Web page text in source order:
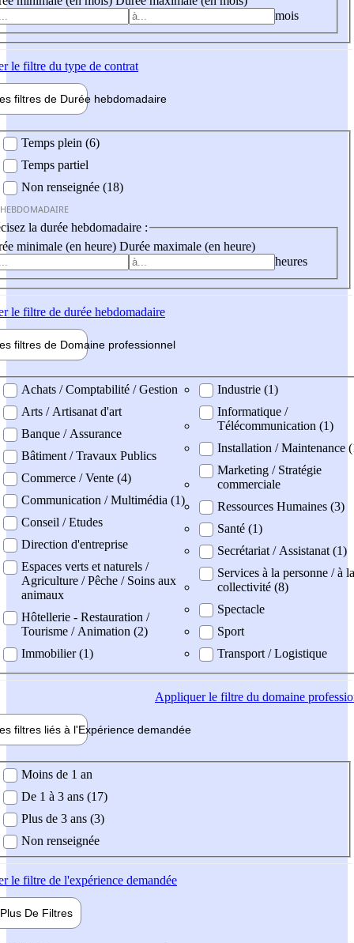
mois
le filtre du type de contrat
filtres de Durée hebdomadaire
Temps plein (6)
Temps partiel
Non renseignée (18)
la durée hebdomadaire :
minimale (en heure) Durée maximale (en heure)
heures
le filtre de durée hebdomadaire
filtres de Domaine professionnel
professionel
Achats / Comptabilité / Gestion
Arts / Artisanat d'art
Banque / Assurance
Bâtiment / Travaux Publics
Commerce / Vente (4)
Communication / Multimédia (1)
Conseil / Etudes
Direction d'entreprise
Espaces verts et naturels /
Agriculture / Pêche / Soins aux
animaux
Hôtellerie - Restauration /
Tourisme / Animation (2)
Immobilier (1)
Industrie (1)
Informatique /
Télécommunication (1)
Installation / Maintenance
Marketing / Stratégie
commerciale
Ressources Humaines (3)
Santé (1)
Secrétariat / Assistanat (1)
Services à la personne / à la
collectivité (8)
Spectacle
Sport
Transport / Logistique
Appliquerle filtre du domaine
filtres liés à l'Expérience demandée
demandée
Moins de 1 an
De 1 à 3 ans (17)
Plus de 3 ans (3)
Non renseignée
le filtre de l'expérience demandée
Plus De Filtres